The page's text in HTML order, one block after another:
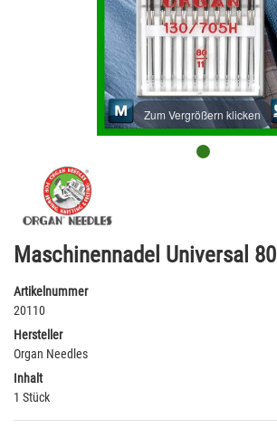
Zum Vergrößern klicken
Maschinennadel Universal 80
Artikelnummer
20110
Hersteller
Organ Needles
Inhalt
1 Stück